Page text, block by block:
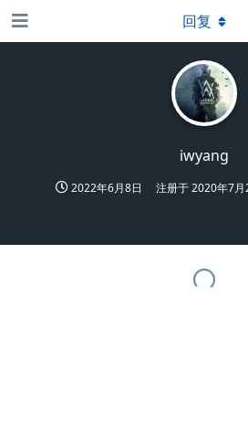
iwyang
2022年6月8日 注册于2020年7月
回复